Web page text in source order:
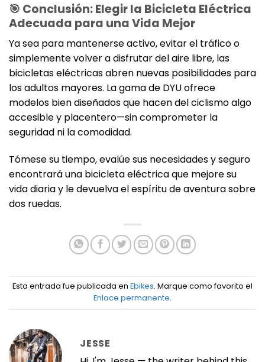
🎯 Conclusión: Elegir la Bicicleta Eléctrica
Adecuada para una Vida Mejor
Ya sea para mantenerse activo, evitar el tráfico o
simplemente volver a disfrutar del aire libre, las
bicicletas eléctricas abren nuevas posibilidades para
los adultos mayores. La gama de DYU ofrece
modelos bien diseñados que hacen del ciclismo algo
accesible y placentero—sin comprometer la
seguridad ni la comodidad.
Tómese su tiempo, evalúe sus necesidades y seguro
encontrará una bicicleta eléctrica que mejore su
vida diaria y le devuelva el espíritu de aventura sobre
dos ruedas.
Esta entrada fue publicada en Ebikes. Marque como favorito el
Enlace permanente.
JESSE